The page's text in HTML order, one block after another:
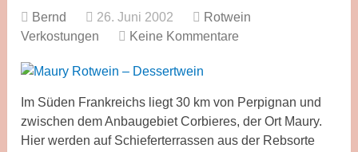
Bernd 26. Juni 2002
Rotwein
Verkostungen
Keine Kommentare
Im Süden Frankreichs liegt 30 km von Perpignan und
zwischen dem Anbaugebiet Corbieres, der Ort Maury.
Hier werden auf Schieferterrassen aus der Rebsorte